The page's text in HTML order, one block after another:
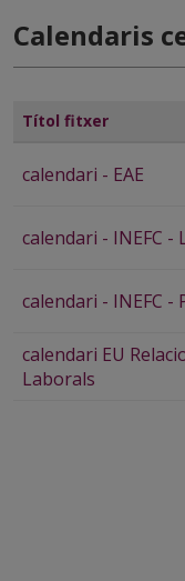
Calendaris
Títol fitxer
calendari - EAE
calendari - INEFC -
calendari - INEFC -
calendari EU
Laborals